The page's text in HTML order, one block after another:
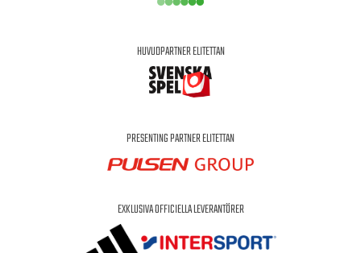
HUVUDPARTNER ELITETTAN
PRESENTING PARTNER ELITETTAN
EXKLUSIVA OFFICIELLA LEVERANTÖRER